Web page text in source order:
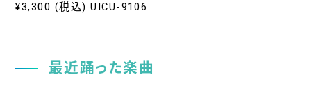
¥3,300 (税込) UICU-9106
最近踊った楽曲